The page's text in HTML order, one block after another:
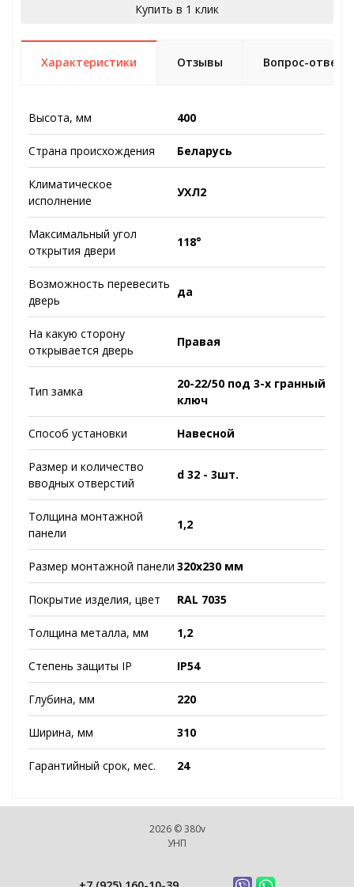
Купить в 1 клик
Характеристики Отзывы Вопрос-ответ
Высота, мм 400
Страна происхождения Беларусь
Климатическое
исполнение
УХЛ2
Максимальный угол
открытия двери
118°
Возможность перевесить
дверь
да
На какую сторону
открывается дверь
Правая
Тип замка
20-22/50 под 3-х гранный
ключ
Способ установки Навесной
Размер и количество
вводных отверстий
d 32 - 3шт.
Толщина монтажной
панели
1,2
Размер монтажной панели 320х230 мм
Покрытие изделия, цвет RAL 7035
Толщина металла, мм 1,2
Степень защиты IP IP54
Глубина, мм 220
Ширина, мм 310
Гарантийный срок, мес. 24
2026 © 380v
УНП